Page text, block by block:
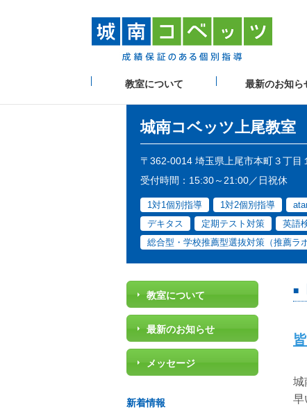
教室について 最新のお知ら
城南コベッツ上尾教室
〒362-0014 埼玉県上尾市本町３丁目
受付時間：15:30～21:00／日祝休
1対1個別指導 1対2個別指導
デキタス
定期テスト対策 英語
総合型・学校推薦型選抜対策（推薦ラボ
城
早
教室について
最新のお知らせ
メッセージ
新着情報